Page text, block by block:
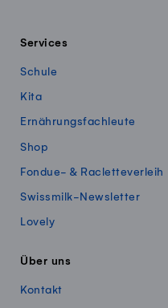
Services
Schule
Kita
Ernährungsfachleute
Shop
Fondue- & Racletteverleih
Swissmilk-Newsletter
Lovely
Über uns
Kontakt